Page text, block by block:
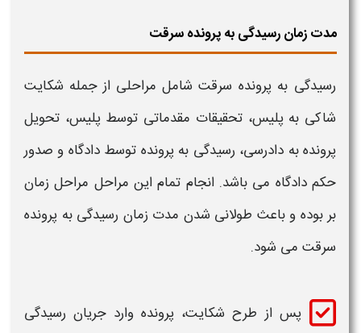
مدت زمان رسیدگی به پرونده سرقت
رسیدگی به پرونده سرقت شامل مراحلی از جمله شکایت
شاکی به پلیس، تحقیقات مقدماتی توسط پلیس، تحویل
پرونده به دادرسی، رسیدگی به پرونده توسط دادگاه و صدور
حکم دادگاه می باشد. انجام تمام این مراحل مراحل زمان
بر بوده و باعث طولانی شدن مدت زمان رسیدگی به پرونده
سرقت می شود.
پس از طرح شکایت، پرونده وارد جریان رسیدگی